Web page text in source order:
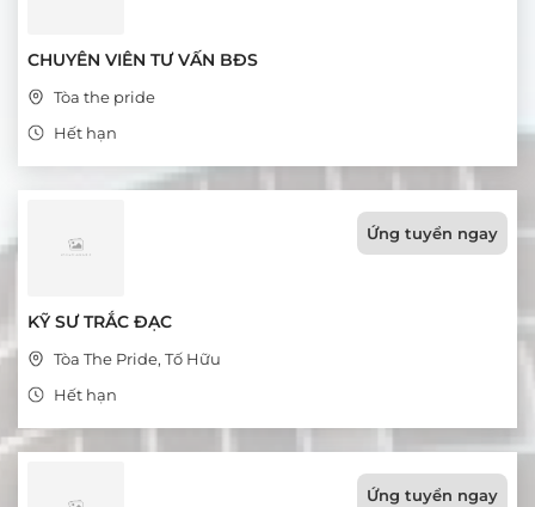
CHUYÊN VIÊN TƯ VẤN BĐS
Tòa the pride
Hết hạn
Ứng tuyển ngay
KỸ SƯ TRẮC ĐẠC
Tòa The Pride, Tố Hữu
Hết hạn
Ứng tuyển ngay